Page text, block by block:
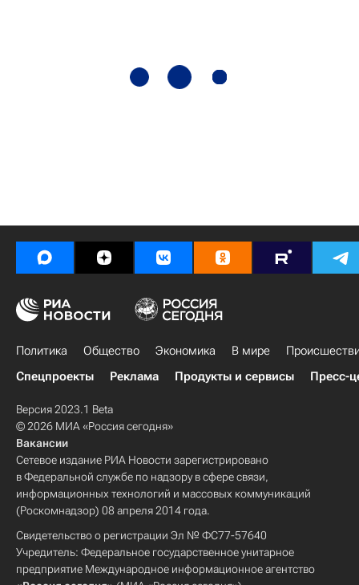
Политика Общество Экономика В мире
Спецпроекты
Реклама Продукты и сервисы Пресс-
Версия 2023.1 Beta
© 2026 МИА «Россия сегодня»
Вакансии
Сетевое издание РИА Новости зарегистрировано
в Федеральной службе по надзору в сфере связи,
информационных технологий и массовых коммуникаций
(Роскомнадзор) 08 апреля 2014 года.
Свидетельство о регистрации Эл № ФС77-57640
Учредитель: Федеральное государственное унитарное
предприятие Международное информационное агентство